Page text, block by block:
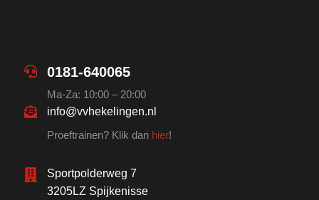
0181-640065
Ma-Za: 10:00 – 20:00
info@vvhekelingen.nl
Proeftrainen? Klik dan hier!
Sportpolderweg 7
3205LZ Spijkenisse